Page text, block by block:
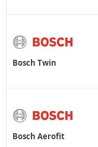
Bosch Twin
Bosch Aerofit